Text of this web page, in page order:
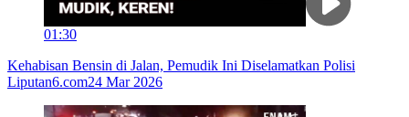
01:30
Kehabisan Bensin di Jalan, Pemudik Ini Diselamatkan Polisi
Liputan6.com24 Mar 2026